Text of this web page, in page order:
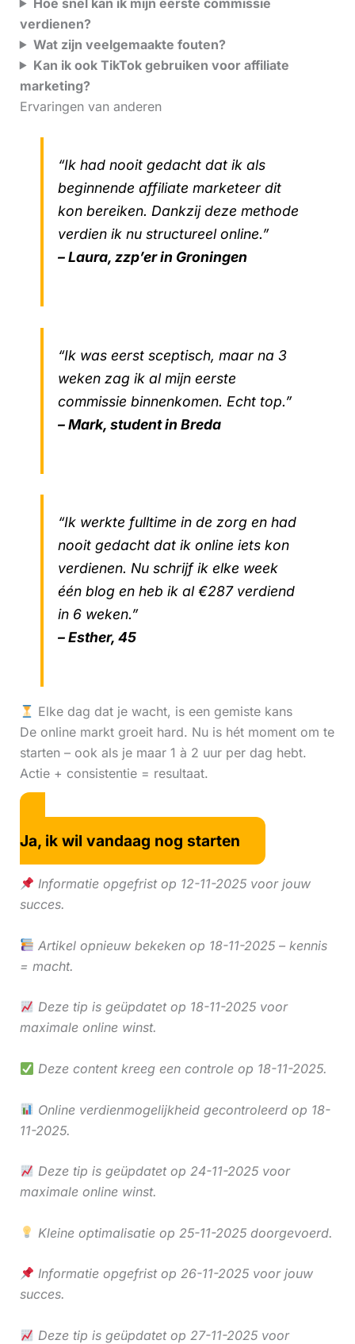
verdienen?
Wat zijn veelgemaakte fouten?
Kan ik ook TikTok gebruiken voor affiliate
marketing?
Ervaringen van anderen
“Ik had nooit gedacht dat ik als
beginnende affiliate marketeer dit
kon bereiken. Dankzij deze methode
verdien ik nu structureel online.”
– Laura, zzp’er in Groningen
“Ik was eerst sceptisch, maar na 3
weken zag ik al mijn eerste
commissie binnenkomen. Echt top.”
– Mark, student in Breda
“Ik werkte fulltime in de zorg en had
nooit gedacht dat ik online iets kon
verdienen. Nu schrijf ik elke week
één blog en heb ik al €287 verdiend
in 6 weken.”
– Esther, 45
Elke dag dat je wacht, is een gemiste kans
De online markt groeit hard. Nu is hét moment om te
starten – ook als je maar 1 à 2 uur per dag hebt.
Actie + consistentie = resultaat.
Ja, ik wil vandaag nog starten
Informatie opgefrist op 12-11-2025 voor jouw
succes.
Artikel opnieuw bekeken op 18-11-2025 – kennis
= macht.
Deze tip is geüpdatet op 18-11-2025 voor
maximale online winst.
Deze content kreeg een controle op 18-11-2025.
Online verdienmogelijkheid gecontroleerd op 18-
11-2025.
Deze tip is geüpdatet op 24-11-2025 voor
maximale online winst.
Kleine optimalisatie op 25-11-2025 doorgevoerd.
Informatie opgefrist op 26-11-2025 voor jouw
succes.
Deze tip is geüpdatet op 27-11-2025 voor